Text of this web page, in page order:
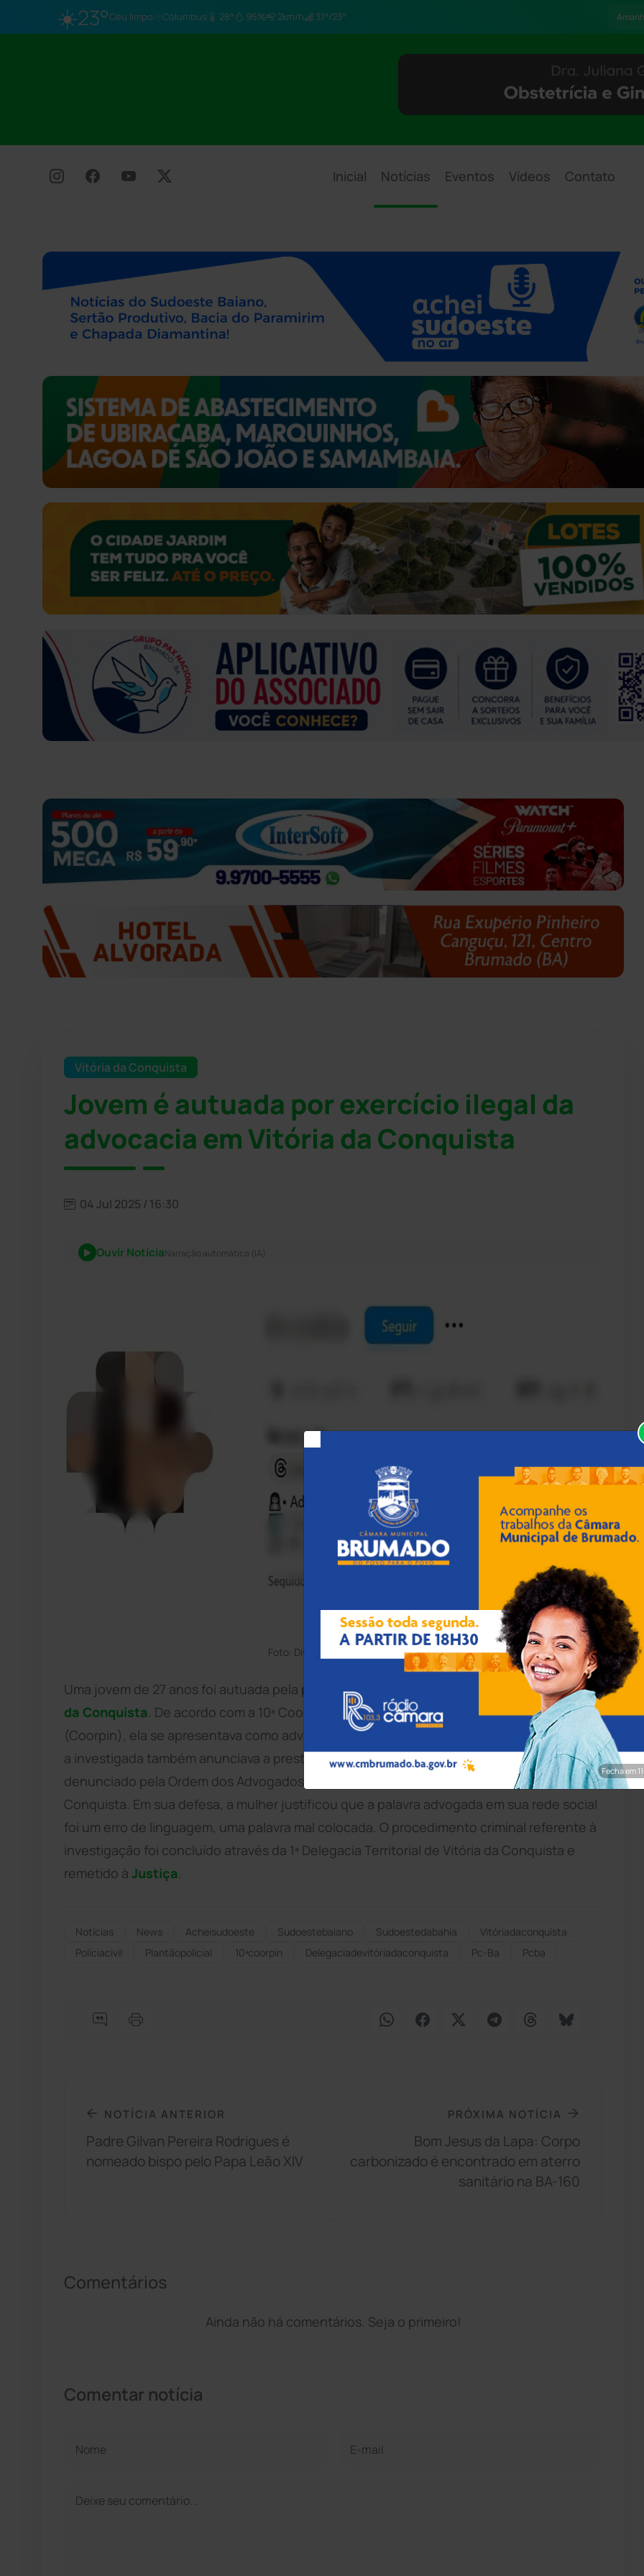
☀️23°Céu limpo Columbus 28° 95% 2km/h 31°/23°
Inicial Notícias Eventos Vídeos Contato
Vitória da Conquista
Jovem é autuada por exercício ilegal da
advocacia em Vitória da Conquista
04 Jul 2025 / 16:30
Ouvir NotíciaNarração automática (IA)
Foto: Divulgação/Polícia Civil
Uma jovem de 27 anos foi autuada pela prática de exercício ilegal da profissão emVitória
da Conquista. De acordo com a 10ª Coordenadoria Regional de Polícia do Interior
(Coorpin), ela se apresentava como advogada em um perfil nas redes sociais. Na internet,
a investigada também anunciava a prestação de serviços jurídicos privativos. O caso foi
denunciado pela Ordem dos Advogados do
(OAB), subseção de Vitória da
Conquista. Em sua defesa, a mulher justificou que a palavra advogada em sua rede social
foi um erro de linguagem, uma palavra mal colocada. O procedimento criminal referente à
investigação foi concluído através da 1ª Delegacia Territorial de Vitória da Conquista e
remetido à Justiça.
Notícias News Acheisudoeste Sudoestebaiano Sudoestedabahia
Vitóriadaconquista
Políciacivil
Plantãopolicial 10ªcoorpin Delegaciadevitóriadaconquista Pc-Ba Pcba
NOTÍCIA ANTERIOR
Padre Gilvan Pereira Rodrigues é
nomeado bispo pelo Papa Leão XIV
PRÓXIMA NOTÍCIA
Bom Jesus da Lapa: Corpo
carbonizado é encontrado em aterro
sanitário na BA-160
Comentários
Ainda não há comentários. Seja o primeiro!
Comentar notícia
Fecha em